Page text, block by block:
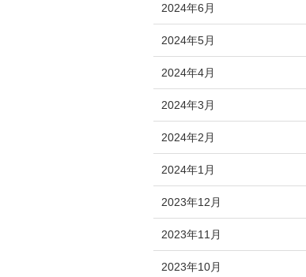
2024年6月
2024年5月
2024年4月
2024年3月
2024年2月
2024年1月
2023年12月
2023年11月
2023年10月